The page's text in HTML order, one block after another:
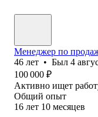
Менеджер по
46 лет • Был 4
100 000 ₽
Активно ищет
Общий опыт
16 лет 10 месяцев